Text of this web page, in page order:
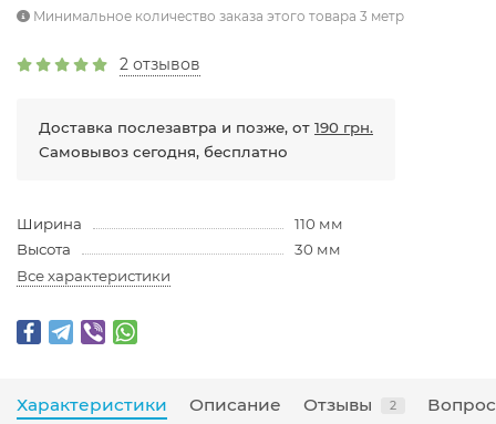
Минимальное количество заказа этого товара 3 метр
2 отзывов
Доставка послезавтра и позже, от 190 грн.
Самовывоз сегодня, бесплатно
Ширина
110 мм
Высота
30 мм
Все характеристики
Характеристики Описание Отзывы 2